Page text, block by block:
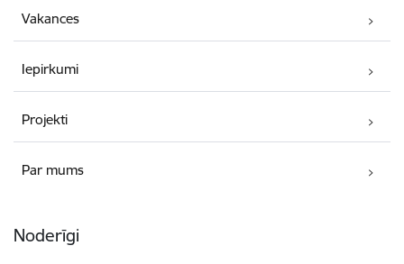
Vakances
Iepirkumi
Projekti
Par mums
Noderīgi